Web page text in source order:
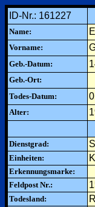
ID-Nr.: 161227
Name:
Vorname:
Geb.-Datum:
Geb.-Ort:
Todes-Datum:
Alter:
Dienstgrad:
Einheiten:
Erkennungsmarke:
Feldpost Nr.:
Todesland: